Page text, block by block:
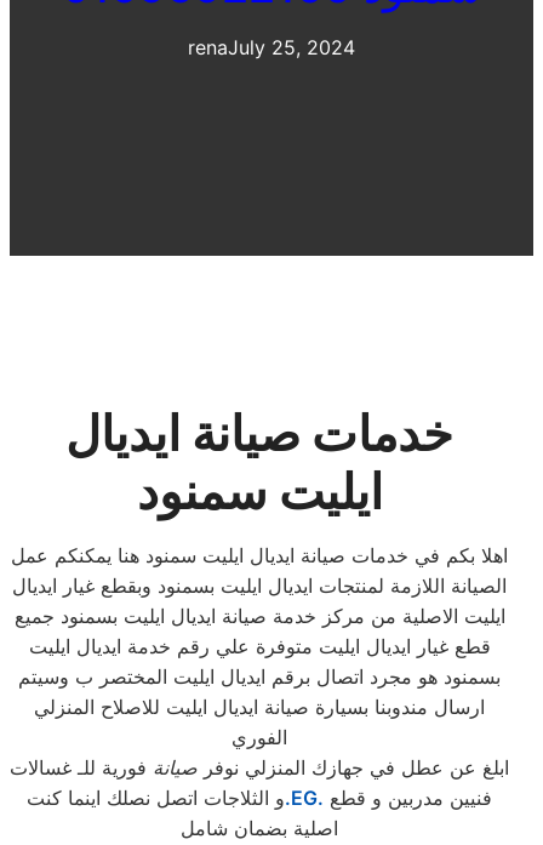
renaJuly 25, 2024
خدمات صيانة ايديال
ايليت سمنود
اهلا بكم في خدمات صيانة ايديال ايليت سمنود هنا يمكنكم عمل
الصيانة اللازمة لمنتجات ايديال ايليت بسمنود وبقطع غيار ايديال
ايليت الاصلية من مركز خدمة صيانة ايديال ايليت بسمنود جميع
قطع غيار ايديال ايليت متوفرة علي رقم خدمة ايديال ايليت
بسمنود هو مجرد اتصال برقم ايديال ايليت المختصر ب وسيتم
ارسال مندوبنا بسيارة صيانة ايديال ايليت للاصلاح المنزلي
الفوري
ابلغ عن عطل في جهازك المنزلي نوفر صيانة فورية للـ غسالات
و الثلاجات اتصل نصلك اينما كنت.EG.
اصلية بضمان شامل